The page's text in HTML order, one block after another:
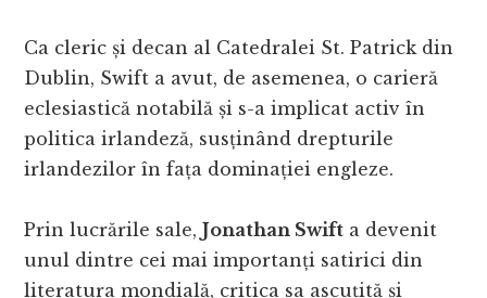
Ca cleric și decan al Catedralei St. Patrick din
Dublin, Swift a avut, de asemenea, o carieră
eclesiastică notabilă și s-a implicat activ în
politica irlandeză, susținând drepturile
irlandezilor în fața dominației engleze.
Prin lucrările sale,Jonathan Swift a devenit
unul dintre cei mai importanți satirici din
literatura mondială, critica sa ascuțită și